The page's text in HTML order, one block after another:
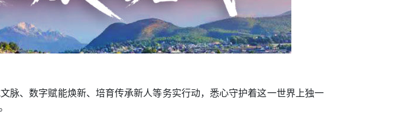
脉、数字赋能焕新、培育传承新人等务实行动，悉心守护着这一世界上独一